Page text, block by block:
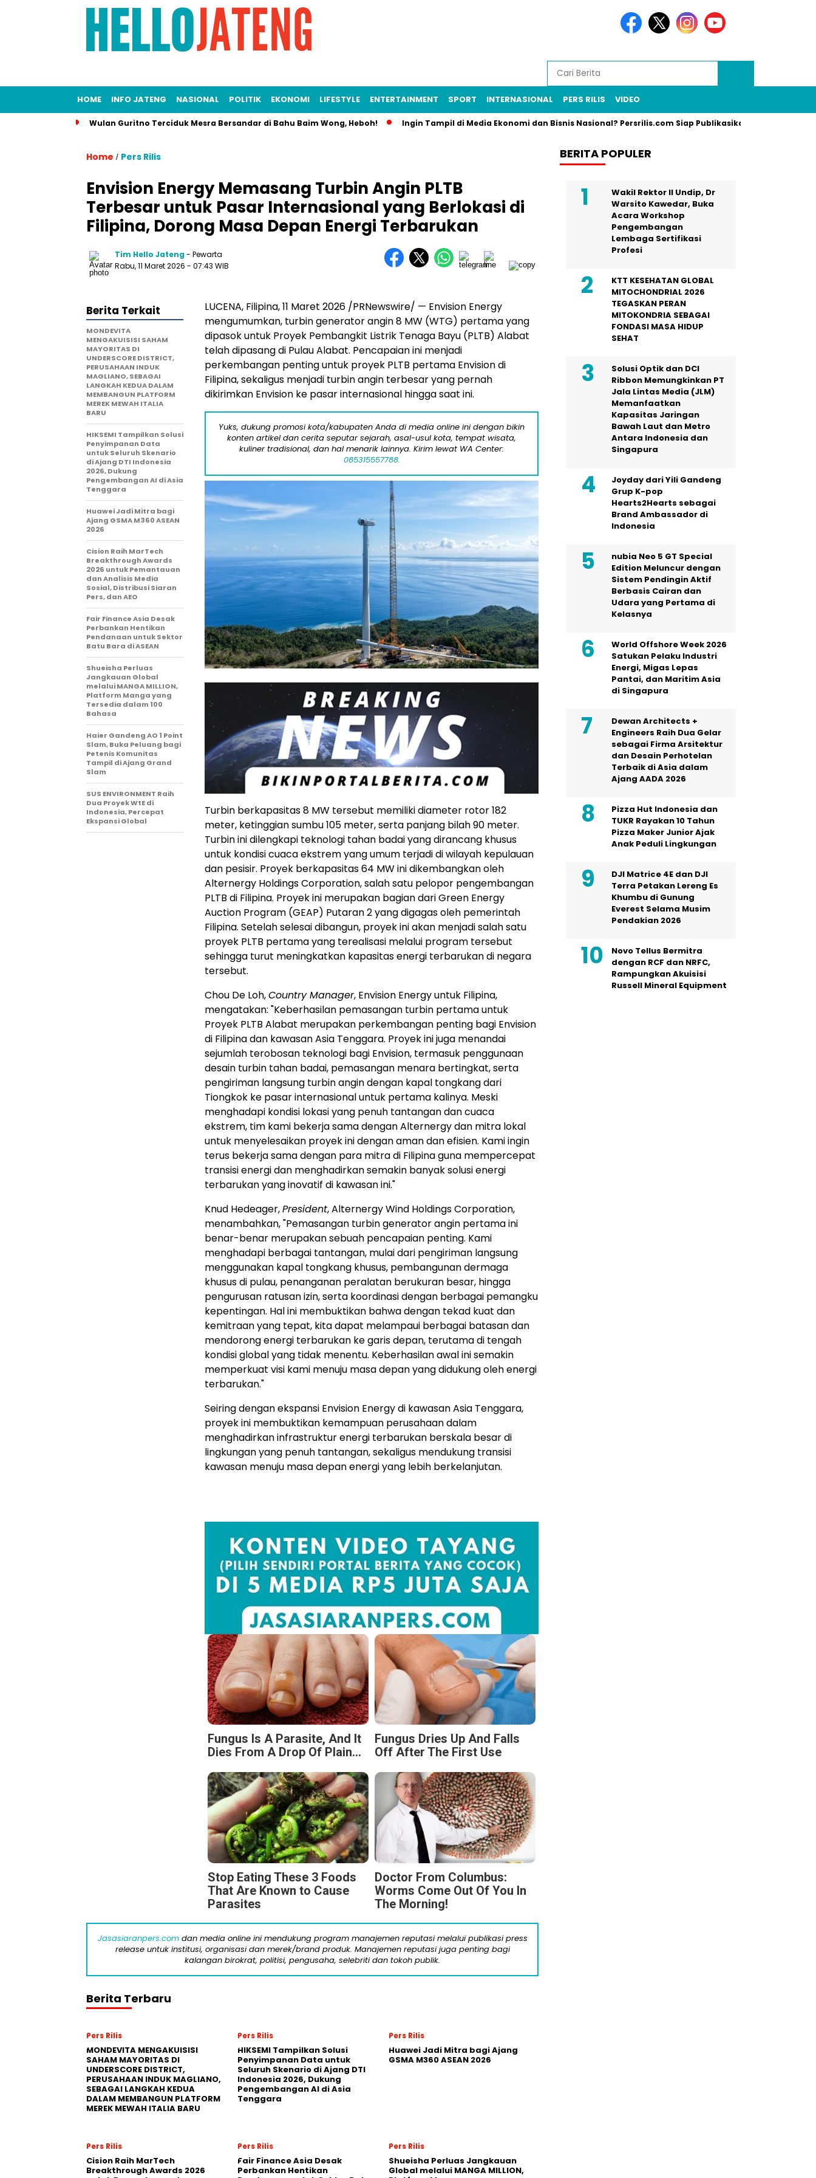
HOME INFO JATENG NASIONAL POLITIK EKONOMI LIFESTYLE ENTERTAINMENT SPORT INTERNASIONAL PERS RILIS VIDEO
Wulan Guritno Terciduk Mesra Bersandar di Bahu Baim Wong, Heboh! Ingin Tampil di Media Ekonomi dan Bisnis Nasional? Persrilis.com Siap Publikasikan Press Release
Home / Pers Rilis
Envision Energy Memasang Turbin Angin PLTB
Terbesar untuk Pasar Internasional yang Berlokasi di
Filipina, Dorong Masa Depan Energi Terbarukan
Tim Hello Jateng- Pewarta
Rabu, 11 Maret 2026 - 07:43 WIB
LUCENA, Filipina, 11 Maret 2026 /PRNewswire/ — Envision Energy
mengumumkan, turbin generator angin 8 MW (WTG) pertama yang
dipasok untuk Proyek Pembangkit Listrik Tenaga Bayu (PLTB) Alabat
telah dipasang di Pulau Alabat. Pencapaian ini menjadi
perkembangan penting untuk proyek PLTB pertama Envision di
Filipina, sekaligus menjadi turbin angin terbesar yang pernah
dikirimkan Envision ke pasar internasional hingga saat ini.
Yuks, dukung promosi kota/kabupaten Anda di media online ini dengan bikin
konten artikel dan cerita seputar sejarah, asal-usul kota, tempat wisata,
kuliner tradisional, dan hal menarik lainnya. Kirim lewat WA Center:
085315557788.
Turbin berkapasitas 8 MW tersebut memiliki diameter rotor 182
meter, ketinggian sumbu 105 meter, serta panjang bilah 90 meter.
Turbin ini dilengkapi teknologi tahan badai yang dirancang khusus
untuk kondisi cuaca ekstrem yang umum terjadi di wilayah kepulauan
dan pesisir. Proyek berkapasitas 64 MW ini dikembangkan oleh
Alternergy Holdings Corporation, salah satu pelopor pengembangan
PLTB di Filipina. Proyek ini merupakan bagian dari Green Energy
Auction Program (GEAP) Putaran 2 yang digagas oleh pemerintah
Filipina. Setelah selesai dibangun, proyek ini akan menjadi salah satu
proyek PLTB pertama yang terealisasi melalui program tersebut
sehingga turut meningkatkan kapasitas energi terbarukan di negara
tersebut.
Chou De Loh,Country Manager, Envision Energy untuk Filipina,
mengatakan: "Keberhasilan pemasangan turbin pertama untuk
Proyek PLTB Alabat merupakan perkembangan penting bagi Envision
di Filipina dan kawasan Asia Tenggara. Proyek ini juga menandai
sejumlah terobosan teknologi bagi Envision, termasuk penggunaan
desain turbin tahan badai, pemasangan menara bertingkat, serta
pengiriman langsung turbin angin dengan kapal tongkang dari
Tiongkok ke pasar internasional untuk pertama kalinya. Meski
menghadapi kondisi lokasi yang penuh tantangan dan cuaca
ekstrem, tim kami bekerja sama dengan Alternergy dan mitra lokal
untuk menyelesaikan proyek ini dengan aman dan efisien. Kami ingin
terus bekerja sama dengan para mitra di Filipina guna mempercepat
transisi energi dan menghadirkan semakin banyak solusi energi
terbarukan yang inovatif di kawasan ini."
Knud Hedeager,President, Alternergy Wind Holdings Corporation,
menambahkan, "Pemasangan turbin generator angin pertama ini
benar-benar merupakan sebuah pencapaian penting. Kami
menghadapi berbagai tantangan, mulai dari pengiriman langsung
menggunakan kapal tongkang khusus, pembangunan dermaga
khusus di pulau, penanganan peralatan berukuran besar, hingga
pengurusan ratusan izin, serta koordinasi dengan berbagai pemangku
kepentingan. Hal ini membuktikan bahwa dengan tekad kuat dan
kemitraan yang tepat, kita dapat melampaui berbagai batasan dan
mendorong energi terbarukan ke garis depan, terutama di tengah
kondisi global yang tidak menentu. Keberhasilan awal ini semakin
memperkuat visi kami menuju masa depan yang didukung oleh energi
terbarukan."
Seiring dengan ekspansi Envision Energy di kawasan Asia Tenggara,
proyek ini membuktikan kemampuan perusahaan dalam
menghadirkan infrastruktur energi terbarukan berskala besar di
lingkungan yang penuh tantangan, sekaligus mendukung transisi
kawasan menuju masa depan energi yang lebih berkelanjutan.
Fungus Is A Parasite, And It
Dies From A Drop Of Plain...
Fungus Dries Up And Falls
Off After The First Use
Stop Eating These 3 Foods
That Are Known to Cause
Parasites
Doctor From Columbus:
Worms Come Out Of You In
The Morning!
Berita Terkait
MONDEVITA
MENGAKUISISI SAHAM
MAYORITAS DI
UNDERSCORE DISTRICT,
PERUSAHAAN INDUK
MAGLIANO, SEBAGAI
LANGKAH KEDUA DALAM
MEMBANGUN PLATFORM
MEREK MEWAH ITALIA
BARU
HIKSEMI Tampilkan Solusi
Penyimpanan Data
untuk Seluruh Skenario
di Ajang DTI Indonesia
2026, Dukung
Pengembangan AI di Asia
Tenggara
Huawei Jadi Mitra bagi
Ajang GSMA M360 ASEAN
2026
Cision Raih MarTech
Breakthrough Awards
2026 untuk Pemantauan
dan Analisis Media
Sosial, Distribusi Siaran
Pers, dan AEO
Fair Finance Asia Desak
Perbankan Hentikan
Pendanaan untuk Sektor
Batu Bara di ASEAN
Shueisha Perluas
Jangkauan Global
melalui MANGA MILLION,
Platform Manga yang
Tersedia dalam 100
Bahasa
Haier Gandeng AO 1 Point
Slam, Buka Peluang bagi
Petenis Komunitas
Tampil di Ajang Grand
Slam
SUS ENVIRONMENT Raih
Dua Proyek WtE di
Indonesia, Percepat
Ekspansi Global
Jasasiaranpers.comdan media online ini mendukung program manajemen reputasi melalui publikasi press
release untuk institusi, organisasi dan merek/brand produk. Manajemen reputasi juga penting bagi
kalangan birokrat, politisi, pengusaha, selebriti dan tokoh publik.
Berita Terbaru
Pers Rilis
MONDEVITA MENGAKUISISI
SAHAM MAYORITAS DI
UNDERSCORE DISTRICT,
PERUSAHAAN INDUK MAGLIANO,
SEBAGAI LANGKAH KEDUA
DALAM MEMBANGUN PLATFORM
MEREK MEWAH ITALIA BARU
Pers Rilis
HIKSEMI Tampilkan Solusi
Penyimpanan Data untuk
Seluruh Skenario di Ajang DTI
Indonesia 2026, Dukung
Pengembangan AI di Asia
Tenggara
Pers Rilis
Huawei Jadi Mitra bagi Ajang
GSMA M360 ASEAN 2026
Pers Rilis
Cision Raih MarTech
Breakthrough Awards 2026
Pers Rilis
Fair Finance Asia Desak
Perbankan Hentikan
Pers Rilis
Shueisha Perluas Jangkauan
Global melalui MANGA MILLION,
BERITA POPULER
Wakil Rektor II Undip, Dr
Warsito Kawedar, Buka
Acara Workshop
Pengembangan
Lembaga Sertifikasi
Profesi
KTT KESEHATAN GLOBAL
MITOCHONDRIAL 2026
TEGASKAN PERAN
MITOKONDRIA SEBAGAI
FONDASI MASA HIDUP
SEHAT
Solusi Optik dan DCI
Ribbon Memungkinkan PT
Jala Lintas Media (JLM)
Memanfaatkan
Kapasitas Jaringan
Bawah Laut dan Metro
Antara Indonesia dan
Singapura
Joyday dari Yili Gandeng
Grup K-pop
Hearts2Hearts sebagai
Brand Ambassador di
Indonesia
nubia Neo 5 GT Special
Edition Meluncur dengan
Sistem Pendingin Aktif
Berbasis Cairan dan
Udara yang Pertama di
Kelasnya
World Offshore Week 2026
Satukan Pelaku Industri
Energi, Migas Lepas
Pantai, dan Maritim Asia
di Singapura
Dewan Architects +
Engineers Raih Dua Gelar
sebagai Firma Arsitektur
dan Desain Perhotelan
Terbaik di Asia dalam
Ajang AADA 2026
Pizza Hut Indonesia dan
TUKR Rayakan 10 Tahun
Pizza Maker Junior Ajak
Anak Peduli Lingkungan
DJI Matrice 4E dan DJI
Terra Petakan Lereng Es
Khumbu di Gunung
Everest Selama Musim
Pendakian 2026
Novo Tellus Bermitra
dengan RCF dan NRFC,
Rampungkan Akuisisi
Russell Mineral Equipment